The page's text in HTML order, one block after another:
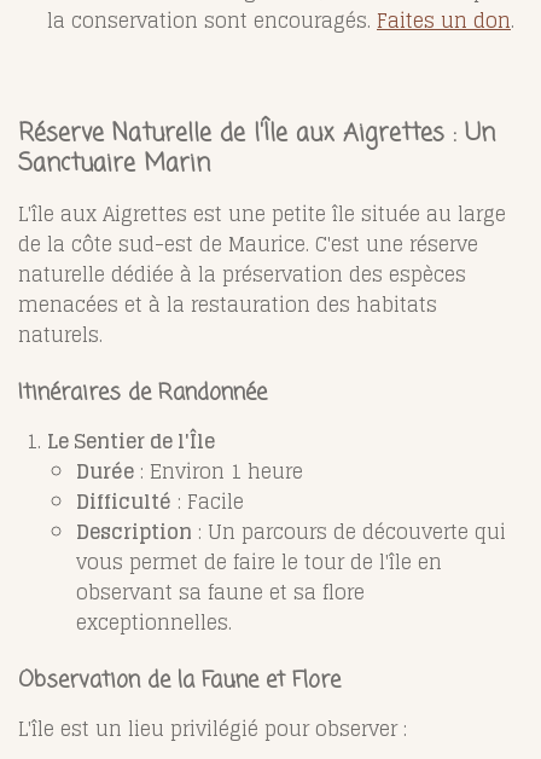
la conservation sont encouragés. Faites un don.
Réserve Naturelle de l'Île aux Aigrettes : Un
Sanctuaire Marin
L'île aux Aigrettes est une petite île située au large
de la côte sud-est de Maurice. C'est une réserve
naturelle dédiée à la préservation des espèces
menacées et à la restauration des habitats
naturels.
Itinéraires de Randonnée
Le Sentier de l'Île
Durée : Environ 1 heure
Difficulté : Facile
Description : Un parcours de découverte qui
vous permet de faire le tour de l'île en
observant sa faune et sa flore
exceptionnelles.
Observation de la Faune et Flore
L'île est un lieu privilégié pour observer :